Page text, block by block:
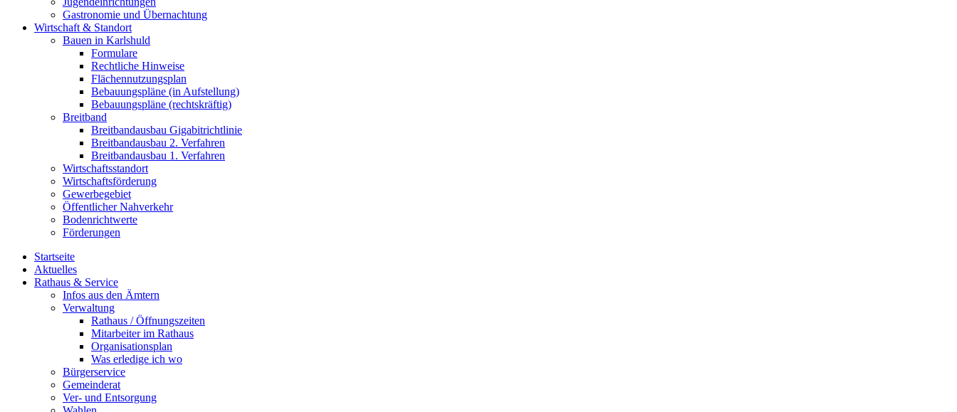
Gastronomie und Übernachtung
Wirtschaft & Standort
Bauen in Karlshuld
Formulare
Rechtliche Hinweise
Flächennutzungsplan
Bebauungspläne (in Aufstellung)
Bebauungspläne (rechtskräftig)
Breitband
Breitbandausbau Gigabitrichtlinie
Breitbandausbau 2. Verfahren
Breitbandausbau 1. Verfahren
Wirtschaftsstandort
Wirtschaftsförderung
Gewerbegebiet
Öffentlicher Nahverkehr
Bodenrichtwerte
Förderungen
Startseite
Aktuelles
Rathaus & Service
Infos aus den Ämtern
Verwaltung
Rathaus / Öffnungszeiten
Mitarbeiter im Rathaus
Organisationsplan
Was erledige ich wo
Bürgerservice
Gemeinderat
Ver- und Entsorgung